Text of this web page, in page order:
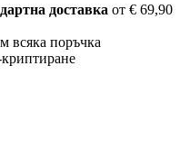
доставка от € 69,90
всяка поръчка